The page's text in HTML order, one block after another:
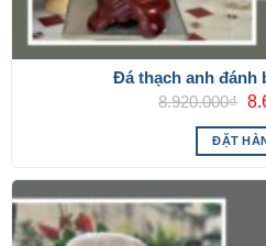
Đá thạch anh đánh
8.920.000₫
là:
ĐẶT